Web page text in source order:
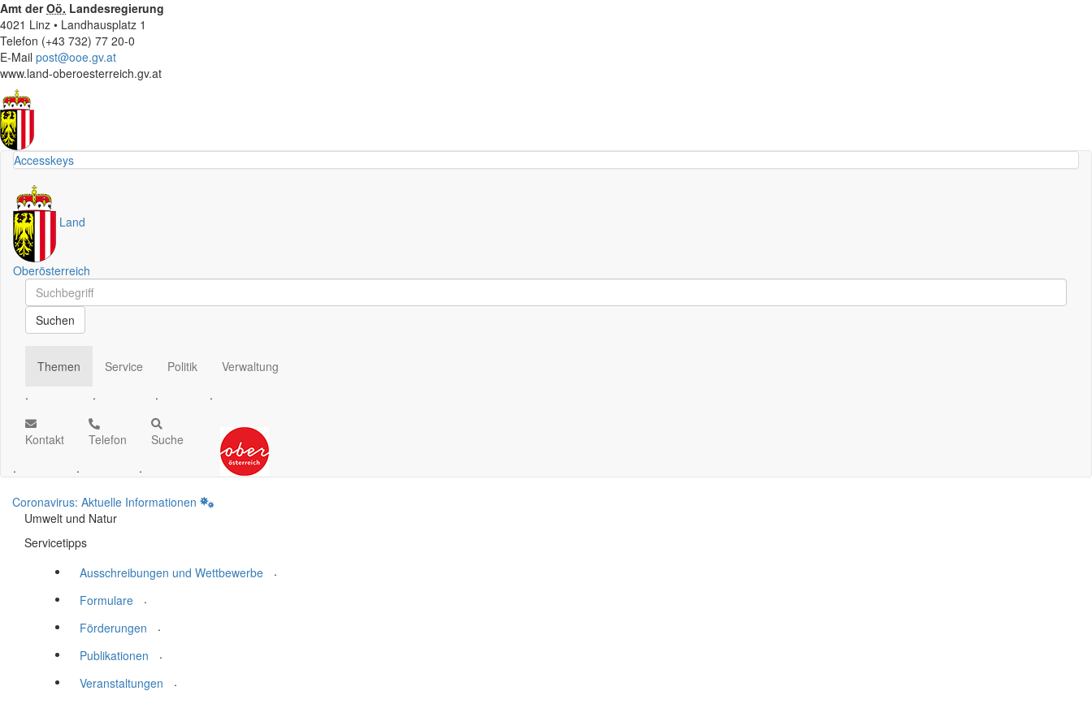
Amt derOö. Landesregierung
4021 Linz • Landhausplatz 1
Telefon (+43 732) 77 20-0
E-Mail post@ooe.gv.at
www.land-oberoesterreich.gv.at
Accesskeys
Land
Oberösterreich
Schnellsuche
Schnellsuche
Suchen
Themen
.
Service
.
Politik
.
Verwaltung
.
Kontakt
.
Telefon
.
Suche
.
Coronavirus: Aktuelle Informationen
Umwelt und Natur
Servicetipps
Ausschreibungen und Wettbewerbe
.
Formulare
.
Förderungen
.
Publikationen
.
Veranstaltungen
.